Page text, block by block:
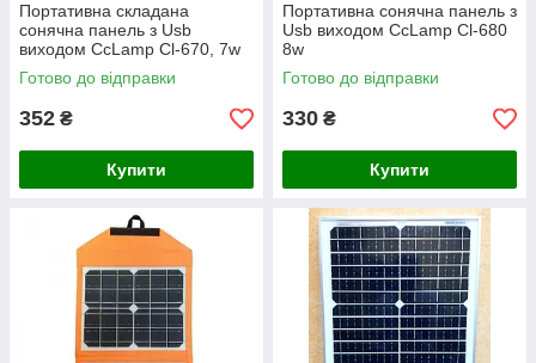
Портативна складана
сонячна панель з Usb
виходом CcLamp Cl-670, 7w
Готово до відправки
352 ₴
Купити
Портативна сонячна панель з
Usb виходом CcLamp Cl-680
8w
Готово до відправки
330 ₴
Купити